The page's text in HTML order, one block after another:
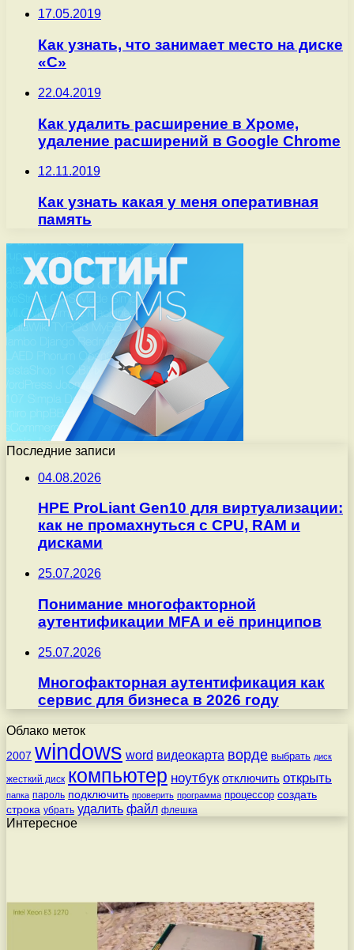
17.05.2019
Как узнать, что занимает место на диске
«С»
22.04.2019
Как удалить расширение в Хроме,
удаление расширений в Google Chrome
12.11.2019
Как узнать какая у меня оперативная
память
Последние записи
04.08.2026
HPE ProLiant Gen10 для виртуализации:
как не промахнуться с CPU, RAM и
дисками
25.07.2026
Понимание многофакторной
аутентификации MFA и её принципов
25.07.2026
Многофакторная аутентификация как
сервис для бизнеса в 2026 году
Облако меток
2007 windows word видеокарта ворде выбрать диск
жесткий диск компьютер ноутбук отключить открыть
папка пароль подключить проверить программа процессор создать
строка убрать удалить файл флешка
Интересное